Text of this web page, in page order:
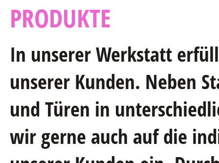
PRODUKTE
In unserer Werkstatt
unserer Kunden. Neben
und Türen in
wir gerne auch auf die